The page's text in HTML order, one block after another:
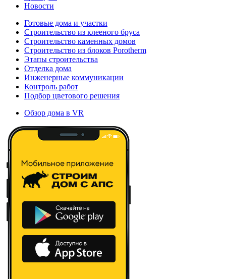
Новости
Готовые дома и участки
Строительство из клееного бруса
Строительство каменных домов
Строительство из блоков Porotherm
Этапы строительства
Отделка дома
Инженерные коммуникации
Контроль работ
Подбор цветового решения
Обзор дома в VR